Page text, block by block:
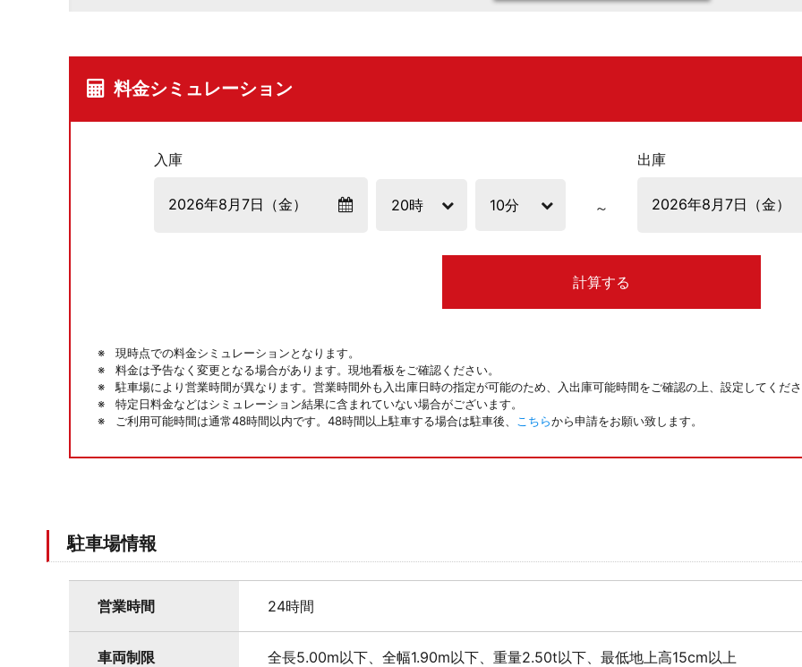
料金シミュレーション
入庫 出庫
計算する
現時点での料金シミュレーションとなります。
料金は予告なく変更となる場合があります。現地看板をご確認ください。
駐車場により営業時間が異なります。営業時間外も入出庫日時の指定が可能のため、入出庫可能時間をご確認の上、設定してくだ
特定日料金などはシミュレーション結果に含まれていない場合がございます。
ご利用可能時間は通常48時間以内です。48時間以上駐車する場合は駐車後、
こちらから申請をお願い致します。
駐車場情報
営業時間 24時間
車両制限 全長5.00m以下、全幅1.90m以下、重量2.50t以下、最低地上高15cm以上